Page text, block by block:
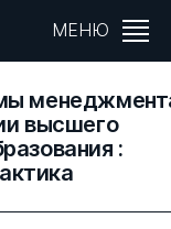
МЕНЮ
высшего
: